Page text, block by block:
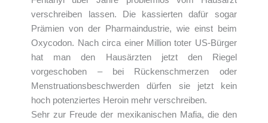
verschreiben lassen. Die kassierten dafür sogar
Prämien von der Pharmaindustrie, wie einst beim
Oxycodon. Nach circa einer Million toter US-Bürger
hat man den Hausärzten jetzt den Riegel
vorgeschoben – bei Rückenschmerzen oder
Menstruationsbeschwerden dürfen sie jetzt kein
hoch potenziertes Heroin mehr verschreiben.
Sehr zur Freude der mexikanischen Mafia, die den